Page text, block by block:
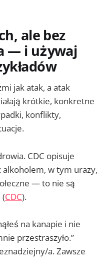
ale bez
— i używaj
jak atak, a atak
krótkie, konkretne
konflikty,
CDC opisuje
alkoholem, w tym urazy,
— to nie są
(CDC).
na kanapie i nie
przestraszyło.”
a. Zawsze